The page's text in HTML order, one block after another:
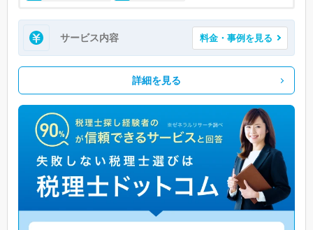
サービス内容 料金・事例を見る
詳細を見る